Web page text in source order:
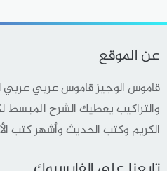
عن الموقع
قاموس الوجيز قاموس عربي عربي
والتراكيب يعطيك الشرح المبسط
الكريم وكتب الحديث وأشهر كتب